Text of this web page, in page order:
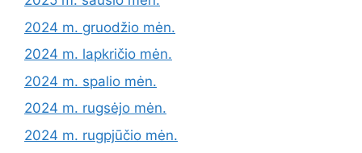
2024 m. gruodžio mėn.
2024 m. lapkričio mėn.
2024 m. spalio mėn.
2024 m. rugsėjo mėn.
2024 m. rugpjūčio mėn.